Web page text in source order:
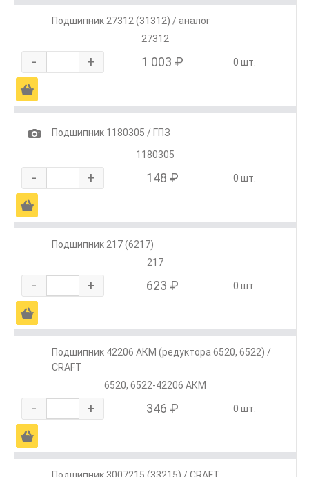
Подшипник 27312 (31312) / аналог
27312
- + 1 003 ₽ 0 шт.
Ä
1
Подшипник 1180305 / ГПЗ
1180305
- + 148 ₽ 0 шт.
Ä
Подшипник 217 (6217)
217
- + 623 ₽ 0 шт.
Ä
Подшипник 42206 АКМ (редуктора 6520, 6522) /
CRAFT
6520, 6522-42206 АКМ
- + 346 ₽ 0 шт.
Ä